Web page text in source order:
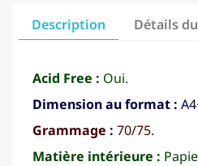
Description Détails
Acid Free : Oui.
Dimension au format :
Grammage : 70/75.
Matière intérieure :